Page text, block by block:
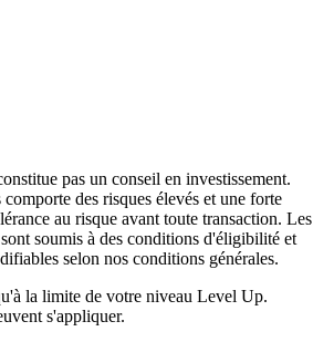
pas un conseil en investissement.
des risques élevés et une forte
au risque avant toute transaction. Les
soumis à des conditions d'éligibilité et
selon nos conditions générales.
la limite de votre niveau Level Up.
s'appliquer.